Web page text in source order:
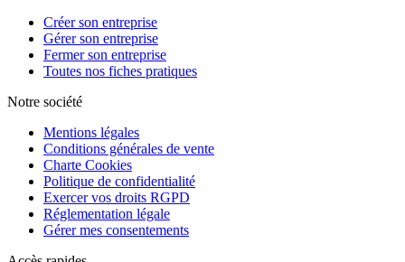
Créer son entreprise
Gérer son entreprise
Fermer son entreprise
Toutes nos fiches pratiques
Notre société
Mentions légales
Conditions générales de vente
Charte Cookies
Politique de confidentialité
Exercer vos droits RGPD
Réglementation légale
Gérer mes consentements